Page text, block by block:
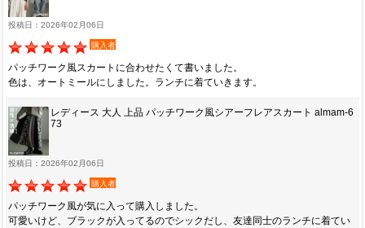
投稿日：2026年02月06日
購入者
パッチワーク風スカートに合わせたくて書いました。
色は、オートミールにしました。ランチに着ていきます。
レディース 大人 上品 パッチワーク風シアーフレアスカート almam-6
73
投稿日：2026年02月06日
購入者
パッチワーク風が気に入って購入しました。
可愛いけど、ブラックが入ってるのでシックだし、友達同士のランチに着てい